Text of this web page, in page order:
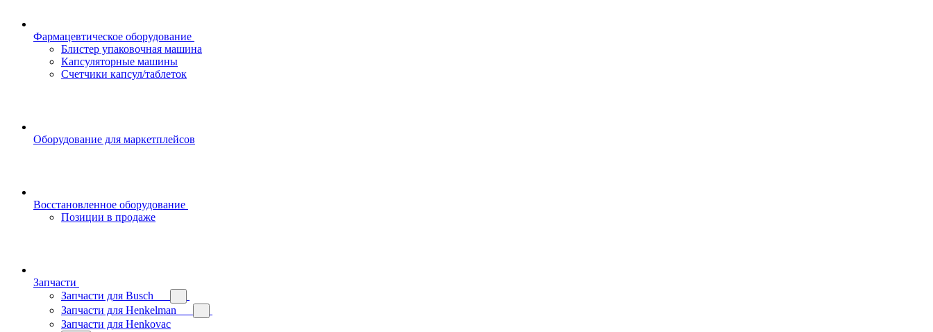
Фармацевтическое оборудование
Блистер упаковочная машина
Капсуляторные машины
Счетчики капсул/таблеток
Оборудование для маркетплейсов
Восстановленное оборудование
Позиции в продаже
Запчасти
Запчасти для Busch
Запчасти для Henkelman
Запчасти для Henkovac